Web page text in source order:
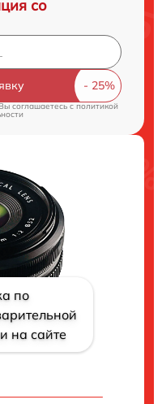
со
соглашаетесь c политикой
по
на сайте